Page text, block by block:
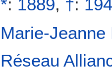
*: 1889, †:
Marie-Jeanne
Réseau